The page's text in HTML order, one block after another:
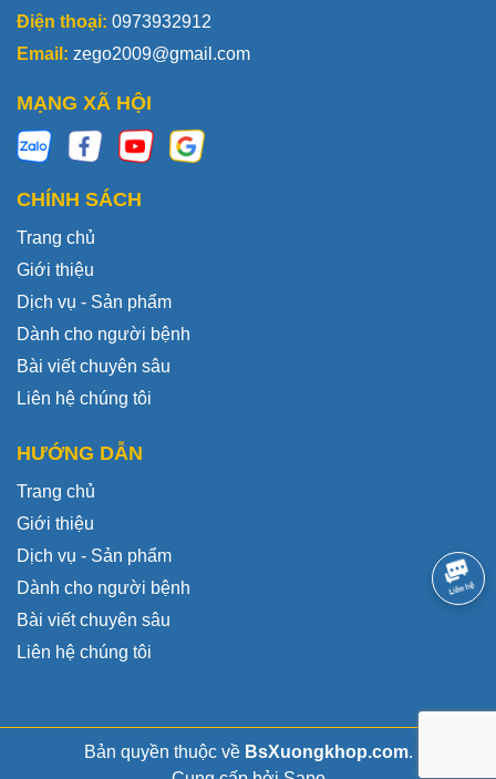
Điện thoại: 0973932912
Email: zego2009@gmail.com
MẠNG XÃ HỘI
CHÍNH SÁCH
Trang chủ
Giới thiệu
Dịch vụ - Sản phẩm
Dành cho người bệnh
Bài viết chuyên sâu
Liên hệ chúng tôi
HƯỚNG DẪN
Trang chủ
Giới thiệu
Dịch vụ - Sản phẩm
Dành cho người bệnh
Bài viết chuyên sâu
Liên hệ chúng tôi
Bản quyền thuộc về BsXuongkhop.com.